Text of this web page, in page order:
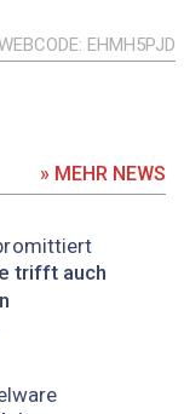
EHMH5PJD
» MEHR NEWS
trifft auch